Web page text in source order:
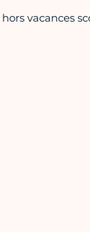
hors vacances